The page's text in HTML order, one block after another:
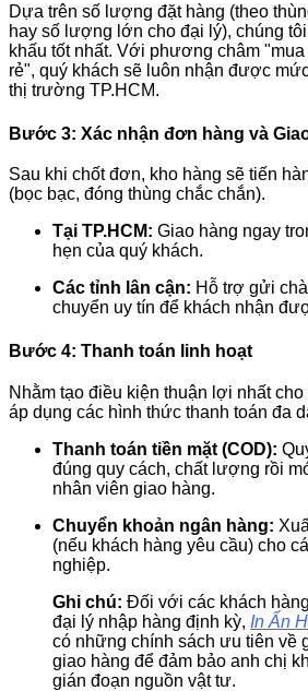
Dựa trên số lượng đặt hàng (theo
hay số lượng lớn cho đại lý), chúng
khấu tốt nhất. Với phương châm
rẻ", quý khách sẽ luôn nhận được
thị trường TP.HCM.
Bước 3: Xác nhận đơn hàng và
Sau khi chốt đơn, kho hàng sẽ tiến
(bọc bạc, đóng thùng chắc chắn).
Tại TP.HCM: Giao hàng ngay
hẹn của quý khách.
Các tỉnh lân cận: Hỗ trợ gửi
chuyển uy tín để khách nhận
Bước 4: Thanh toán linh hoạt
Nhằm tạo điều kiện thuận lợi nhất
áp dụng các hình thức thanh toán đa
Thanh toán tiền mặt (COD):
đúng quy cách, chất lượng rồi
nhân viên giao hàng.
Chuyển khoản ngân hàng:
(nếu khách hàng yêu cầu) cho
nghiệp.
Ghi chú: Đối với các khách
đại lý nhập hàng định kỳ, In Ấn
có những chính sách ưu tiên về
giao hàng để đảm bảo anh chị
gián đoạn nguồn vật tư.